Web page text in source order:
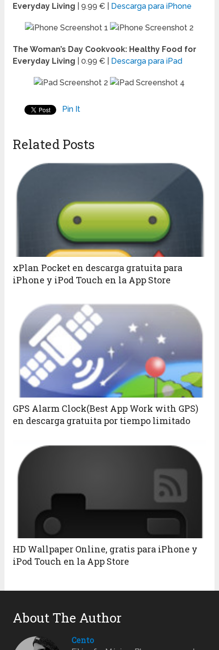
Everyday Living | 9.99 € | Descarga para iPhone
The Woman’s Day Cookvook: Healthy Food for
Everyday Living | 0.99 € | Descarga para iPad
Pin It
Related Posts
xPlan Pocket en descarga gratuita para
iPhone y iPod Touch en la App Store
GPS Alarm Clock(Best App Work with GPS)
en descarga gratuita por tiempo limitado
HD Wallpaper Online, gratis para iPhone y
iPod Touch en la App Store
About The Author
Cento